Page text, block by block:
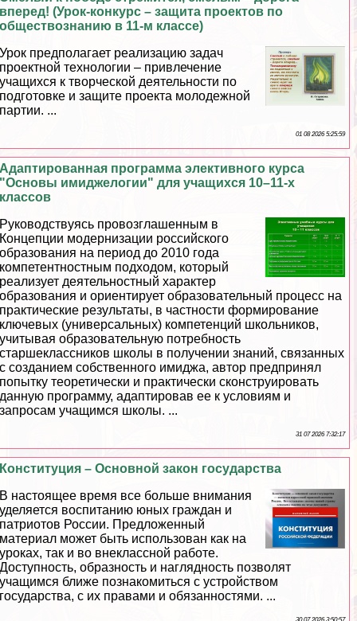
вперед! (Урок-конкурс – защита проектов по
обществознанию в 11-м классе)
Урок предполагает реализацию задач
проектной технологии – привлечение
учащихся к творческой деятельности по
подготовке и защите проекта молодежной
партии. ...
01 08 2026 5:25:59
Адаптированная программа элективного курса
"Основы имиджелогии" для учащихся 10–11-х
классов
Руководствуясь провозглашенным в
Концепции модернизации российского
образования на период до 2010 года
компетентностным подходом, который
реализует деятельностный хаpaктер
образования и ориентирует образовательный процесс на
пpaктические результаты, в частности формирование
ключевых (универсальных) компетенций школьников,
учитывая образовательную потребность
старшеклассников школы в получении знаний, связанных
с созданием собственного имиджа, автор предпринял
попытку теоретически и пpaктически сконструировать
данную программу, адаптировав ее к условиям и
запросам учащимся школы. ...
31 07 2026 7:32:17
Конституция – Основной закон государства
В настоящее время все больше внимания
уделяется воспитанию юных граждан и
патриотов России. Предложенный
материал может быть использован как на
уроках, так и во внеклассной работе.
Доступность, образность и наглядность позволят
учащимся ближе познакомиться с устройством
государства, с их правами и обязанностями. ...